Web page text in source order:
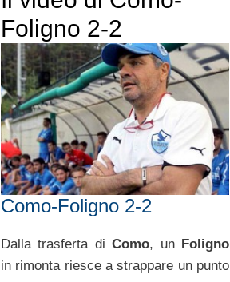
Foligno 2-2
Como-Foligno 2-2
Dalla trasferta diComo, un Foligno
in rimonta riesce a strappare un punto